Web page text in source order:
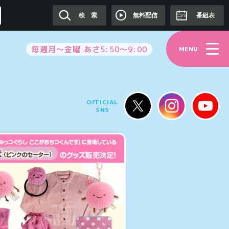
検 索 無料配信 番組表
MENU
毎週月～金曜 あさ5:50～9:00
OFFICIAL
SNS